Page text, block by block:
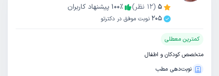
5
(
12 نظر) 100٪
پیشنهاد کاربران
205 نوبت موفق در دکترتو
کمترین معطلی
متخصص کودکان و اطفال
نوبت‌دهی مطب